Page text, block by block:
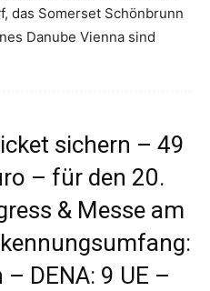
das Somerset Schönbrunn
Danube Vienna sind
sichern – 49
– für den 20.
& Messe am
DENA: 9 UE –